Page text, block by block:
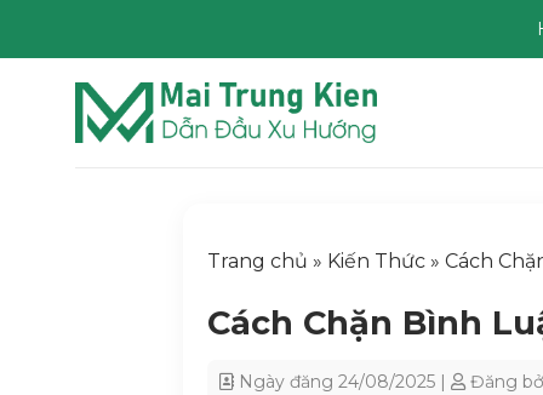
Trang chủ » Kiến Thức »Cách
Cách Chặn Bình
Ngày đăng24/08/2025 Đăng